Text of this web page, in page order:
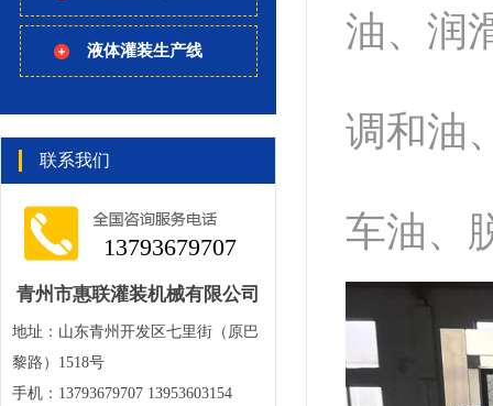
液体灌装生产线
联系我们
13793679707
青州市惠联灌装机械有限公司
地址：山东青州开发区七里街（原巴
黎路）1518号
手机：13793679707 13953603154
油、润
调和油
车油、